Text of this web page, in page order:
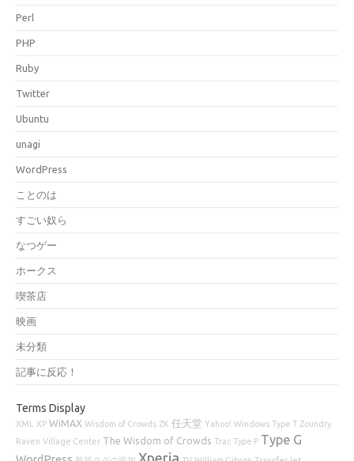
Perl
PHP
Ruby
Twitter
Ubuntu
unagi
WordPress
ことのは
すごい奴ら
なつゲー
ホークス
喫茶店
映画
未分類
記事に反応！
Terms Display
XML XP WiMAX Wisdom of Crowds ZK 任天堂 Yahoo! Windows Type T Zoundry
Raven Village Center The Wisdom of Crowds Trac Type P Type G
Xperia